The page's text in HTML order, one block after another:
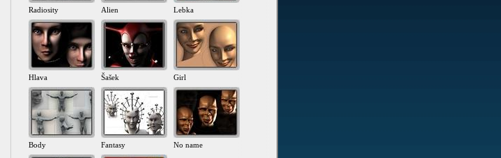
Radiosity Alien Lebka
Hlava Šašek Girl
Body Fantasy No name